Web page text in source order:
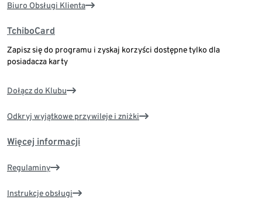
Biuro Obsługi Klienta
TchiboCard
Zapisz się do programu i zyskaj korzyści dostępne tylko dla
posiadacza karty
Dołącz do Klubu
Odkryj wyjątkowe przywileje i zniżki
Więcej informacji
Regulaminy
Instrukcje obsługi